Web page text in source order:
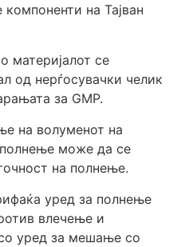
на Тајван
материјалот се
од нерѓосувачки челик
за GMP.
на волуменот на
може да се
на полнење.
уред за полнење
влечење и
уред за мешање со